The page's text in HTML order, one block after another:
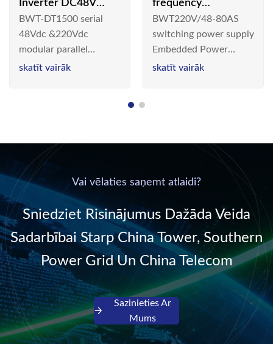
Inverter DC48V
AC110V solar
BWT-DT1500 serial
48Vdc &220Vdc
modular parallel
connection inverter is
communication DC
220V/50Hz sinusoidal
AC power. It is
designed with complete
isolati...
skatīt vairāk
frequency
BWT220V/48-80AS
switching power
supply
BWT220V/48-80AS
switching power supply
Embedded Power
System is widely
& Energy Saving”
skatīt vairāk
Vai vēlaties saņemt atlaidi?
Sniedziet Risinājumus Dažāda Veida
Sadarbībai Starp China Tower, Southern
Power Grid Un China Telecom
Sazinieties Ar
Mums